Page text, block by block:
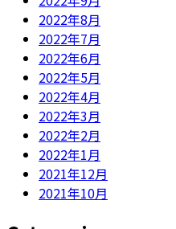
2022年8月
2022年7月
2022年6月
2022年5月
2022年4月
2022年3月
2022年2月
2022年1月
2021年12月
2021年10月